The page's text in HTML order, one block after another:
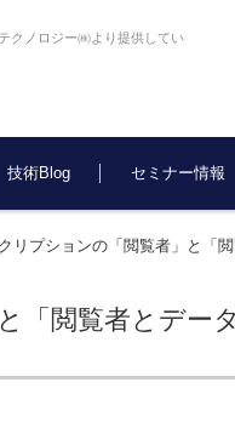
クノロジー㈱より提供してい
技術Blog セミナー情報
リプションの「閲覧者」と「
「閲覧者とデー